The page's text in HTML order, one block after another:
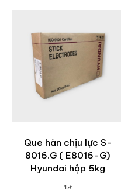
Que hàn chịu lực S-
8016.G ( E8016-G)
Hyundai hộp 5kg